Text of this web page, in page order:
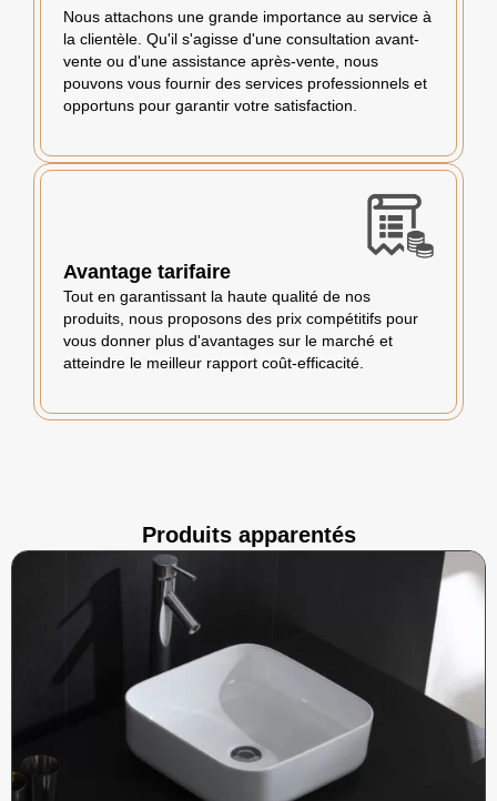
Nous attachons une grande importance au service à
la clientèle. Qu'il s'agisse d'une consultation avant-
vente ou d'une assistance après-vente, nous
pouvons vous fournir des services professionnels et
opportuns pour garantir votre satisfaction.
Avantage tarifaire
Tout en garantissant la haute qualité de nos
produits, nous proposons des prix compétitifs pour
vous donner plus d'avantages sur le marché et
atteindre le meilleur rapport coût-efficacité.
Produits apparentés